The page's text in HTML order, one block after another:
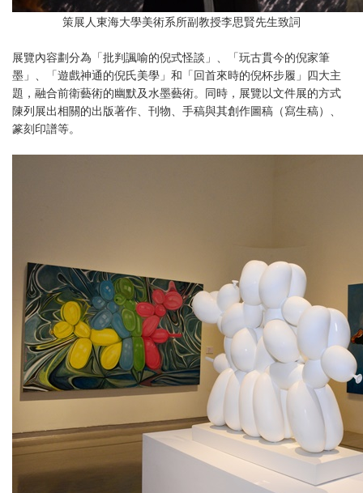
策展人東海大學美術系所副教授李思賢先生致詞
展覽內容劃分為「批判諷喻的倪式怪談」、「玩古貫今的倪家筆
墨」、「遊戲神通的倪氏美學」和「回首來時的倪杯步履」四大主
題，融合前衛藝術的幽默及水墨藝術。同時，展覽以文件展的方式
陳列展出相關的出版著作、刊物、手稿與其創作圖稿（寫生稿）、
篆刻印譜等。